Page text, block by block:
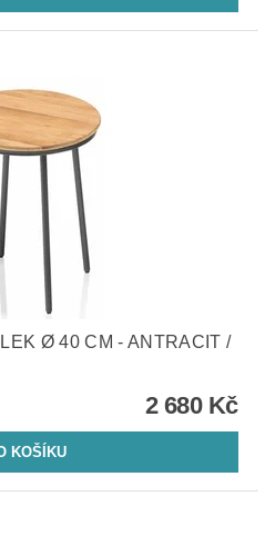
Ø 40 CM - ANTRACIT /
2 680 Kč